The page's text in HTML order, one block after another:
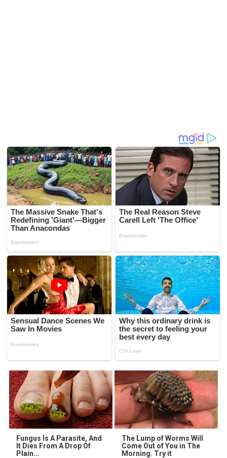
Fungus Is A Parasite, And
It Dies From A Drop Of
Plain...
The Lump of Worms Will
Come Out of You in The
Morning. Try it